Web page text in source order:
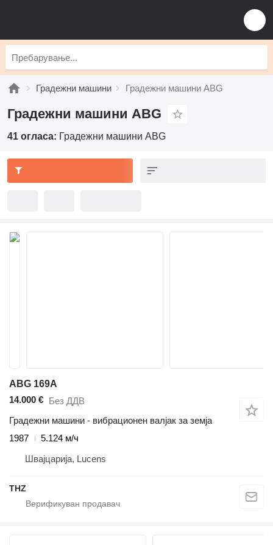
Градежни машини Градежни машини ABG
Градежни машини ABG
41 огласа: Градежни машини ABG
ABG 169A
14.000 € Без ДДВ
Градежни машини - вибрационен валјак за земја
1987
5.124 м/ч
Швајцарија, Lucens
THZ